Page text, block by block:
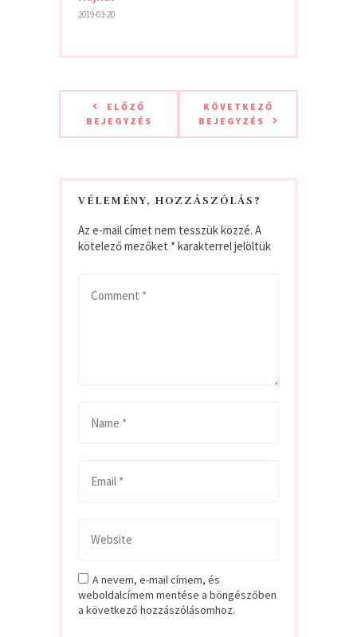
2019-03-20
ELŐZŐ
BEJEGYZÉS
KÖVETKEZŐ
BEJEGYZÉS
VÉLEMÉNY, HOZZÁSZÓLÁS?
Az e-mail címet nem tesszük közzé. A
kötelező mezőket *karakterrel jelöltük
A nevem, e-mail címem, és
weboldalcímem mentése a böngészőben
a következő hozzászólásomhoz.